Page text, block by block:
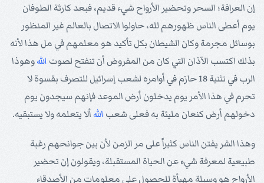
إن العرافة؛ السحر وتحضير الأرواح شيء قديم، فبعد كارثة الطوفان
يوم أعطى الناس ظهورهم لله، حاولوا الاتصال بالعالم غير المنظور
بوسائل مجرمة وكان الشيطان بكل تأكيد هو معلمهم في مل هذا لأنه
بذلك اكتسب الآذان التي كان من المفروض أن تنفتح لصوت اللهوهوذا
الرب في تثنية 18 حازم في أوامره لشعب إسرائيل للتصرف بقسوة لا
تحرم في هذا الأمر يوم يدخلون أرض الموعد فإنهم سيجدون يوم
دخولهم أرض كنعان مليئة به فعلى شعب الله ألا يتعلمه ولا يستبقيه.
وهذا الشر يفتن الناس كثيراً على مر الزمن لأن بين جوانحهم رغبة
طبيعية لمعرفة شيء عن الحياة المستقبلة، ويقولون إن تحضير
الأرواح هو وسيلة مهيأة للحصول على معلومات من الأصدقاء